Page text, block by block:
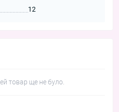
12
товар ще не було.